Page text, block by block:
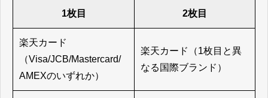
1枚目 2枚目
楽天カード
（Visa/JCB/Mastercard/
AMEXのいずれか）
楽天カード（1枚目と異
なる国際ブランド）